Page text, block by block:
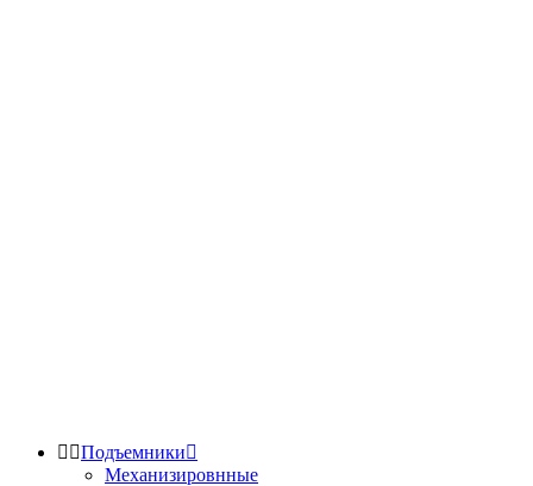
 Подъемники
Механизировнные